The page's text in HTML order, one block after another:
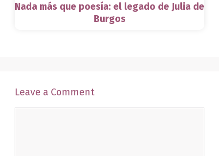
Nada más que poesía: el legado de Julia de
Burgos
Leave a Comment